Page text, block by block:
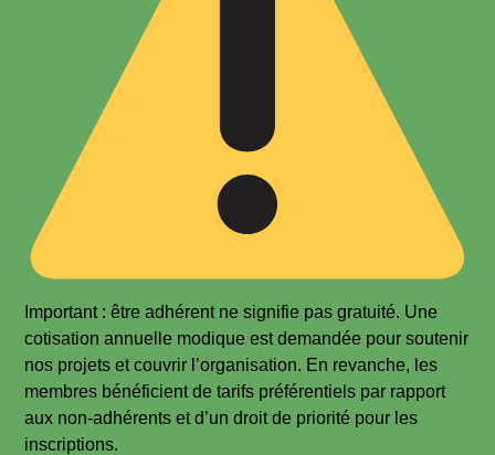
Important : être adhérent ne signifie pas gratuité. Une
cotisation annuelle modique est demandée pour soutenir
nos projets et couvrir l’organisation. En revanche, les
membres bénéficient de tarifs préférentiels par rapport
aux non-adhérents et d’un droit de priorité pour les
inscriptions.